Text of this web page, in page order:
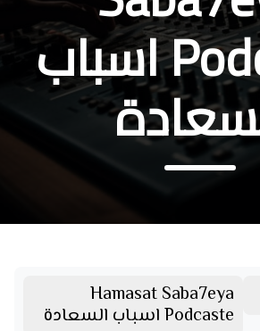
Podcaste اسباب
Hamasat Saba7eya
Podcaste اسباب السعادة